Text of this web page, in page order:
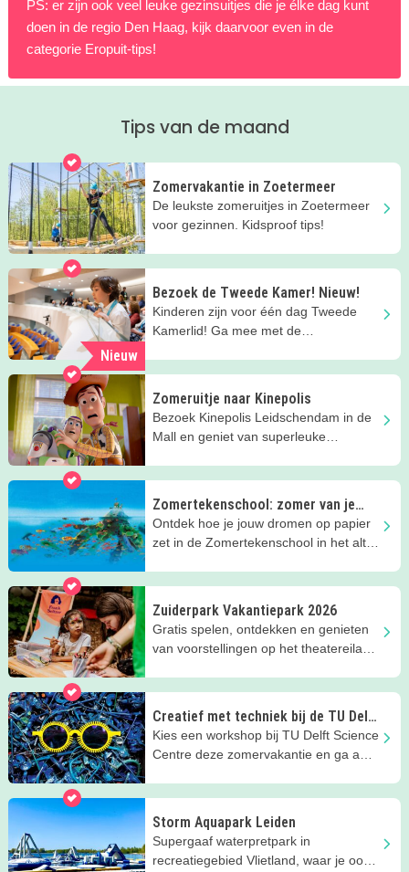
PS: er zijn ook veel leuke gezinsuitjes die je élke dag kunt
doen in de regio Den Haag, kijk daarvoor even in de
categorie Eropuit-tips!
Tips van de maand
Zomervakantie in Zoetermeer
De leukste zomeruitjes in Zoetermeer
voor gezinnen. Kidsproof tips!
Nieuw
Bezoek de Tweede Kamer! Nieuw!
Kinderen zijn voor één dag Tweede
Kamerlid! Ga mee met de
Zomeruitje naar Kinepolis
Bezoek Kinepolis Leidschendam in de
Mall en geniet van superleuke
Zomertekenschool: zomer van je
dromen
Ontdek hoe je jouw dromen op papier
zet in de Zomertekenschool in het altijd
Zuiderpark Vakantiepark 2026
Gratis spelen, ontdekken en genieten
van voorstellingen op het theatereiland
Creatief met techniek bij de TU Delft
deze zomer
Kies een workshop bij TU Delft Science
Centre deze zomervakantie en ga aan
Storm Aquapark Leiden
Supergaaf waterpretpark in
recreatiegebied Vlietland, waar je ook